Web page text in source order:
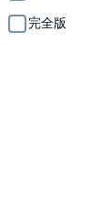
完全版